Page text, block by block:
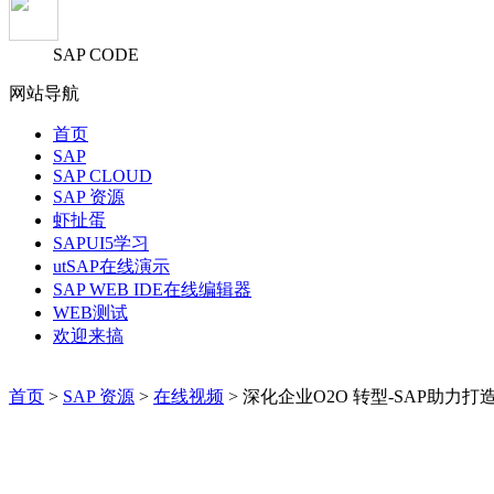
SAP CODE
网站导航
首页
SAP
SAP CLOUD
SAP 资源
虾扯蛋
SAPUI5学习
utSAP在线演示
SAP WEB IDE在线编辑器
WEB测试
欢迎来搞
首页 > SAP 资源 > 在线视频 > 深化企业O2O 转型-SAP助力打